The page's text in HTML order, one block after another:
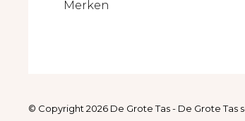
Merken
© Copyright 2026 De Grote Tas- De Grote Tas